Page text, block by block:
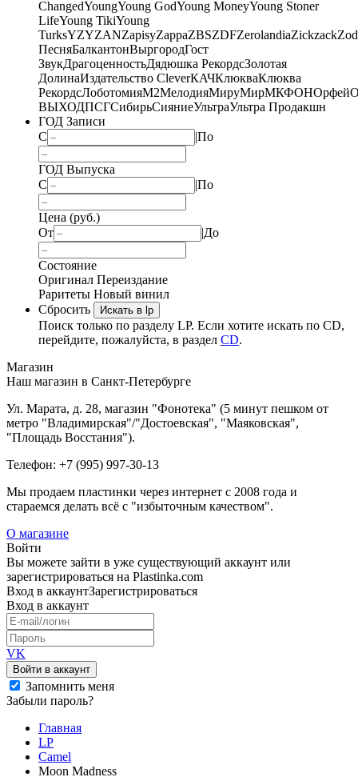
ChangedYoungYoung GodYoung MoneyYoung Stoner
LifeYoung TikiYoung
TurksYZYZANZapisyZappaZBSZDFZerolandiaZickzack
ПесняБалкантонВыргородГост
ЗвукДрагоценностьДядюшка РекордсЗолотая
ДолинаИздательство CleverКАЧКлюкваКлюква
РекордсЛоботомияМ2МелодияМируМирМКФОНОрфей
ВЫХОДПСГСибирьСияниеУльтраУльтра Продакшн
ГОД Записи
С
|По
ГОД Выпуска
С
|По
Цена (руб.)
От
|До
Состояние
Оригинал Переиздание
Раритеты Новый винил
Сбросить
Искать в lp
Поиск только по разделу LP. Если хотите искать по CD,
перейдите, пожалуйста, в раздел CD.
Магазин
Наш магазин в Санкт-Петербурге
Ул. Марата, д. 28, магазин "Фонотека" (5 минут пешком от
метро "Владимирская"/"Достоевская", "Маяковская",
"Площадь Восстания").
Телефон: +7 (995) 997-30-13
Мы продаем пластинки через интернет c 2008 года и
стараемся делать всё с "избыточным качеством".
О магазине
Войти
Вы можете зайти в уже существующий аккаунт или
зарегистрироваться на Plastinka.com
Вход в аккаунтЗарегистрироваться
Вход в аккаунт
VK
Войти в аккаунт
Запомнить меня
Забыли пароль?
Главная
LP
Camel
Moon Madness